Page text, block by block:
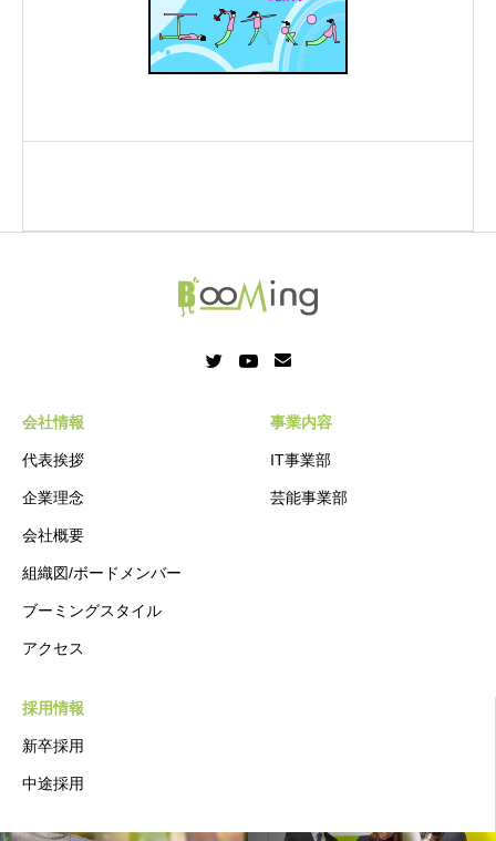
会社情報
代表挨拶
企業理念
会社概要
組織図/ボードメンバー
ブーミングスタイル
アクセス
事業内容
IT事業部
芸能事業部
採用情報
新卒採用
中途採用